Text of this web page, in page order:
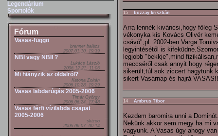
Legendárium
Sportolók
Fórum
Vasas-függö
brenner balázs
2007.01.10. 19:39
NBI vagy NBII ?
Lukács László
2006.12.21. 11:05
Mi hiányzik az oldalról?
Katona Zoltán
2006.10.28. 19:29
Vasas labdarúgás 2005-2006
Timár György
2006.06.24. 17:48
Vasas férfi vízilabda csapat
2005-2006
skizoo
2006.06.07. 00:14
15 bozzay krisztián
Arra lennék kiváncsi,hogy főleg
vékonyka kis Kovács Olivér
csávó",pl.:2002-ben Varga
legyintésétől is
legjobb "bekkje",mind
meccséről csak annyit hogy
sikerült,túl sok ziccert hagytunk
sikert Vasárnap és hajrá
14 Ambrus Tibor
Kezdem baromira unni a
Nekünk akkor sem megy ha mi
vagyunk. A Vasas úgy ahogy